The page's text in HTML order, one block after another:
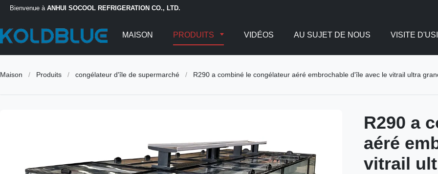
Bienvenue à ANHUI SOCOOL REFRIGERATION CO., LTD.
MAISON PRODUITS VIDÉOS AU SUJET DE NOUS VISITE
Maison / Produits / congélateur d'île de supermarché / R290 a combiné le congélateur aéré embrochable d'île avec le vitrail ultra
R290 a
aéré
vitrail